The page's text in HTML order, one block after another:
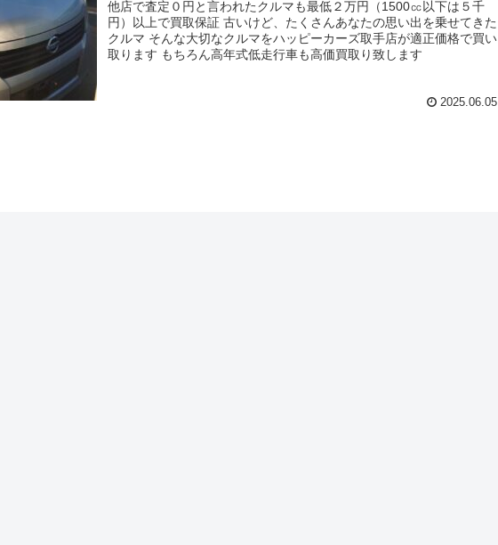
他店で査定０円と言われたクルマも最低２万円（1500㏄以下は５千
円）以上で買取保証 古いけど、たくさんあなたの思い出を乗せてきた
クルマ そんな大切なクルマをハッピーカーズ取手店が適正価格で買い
取ります もちろん高年式低走行車も高価買取り致します
2025.06.05